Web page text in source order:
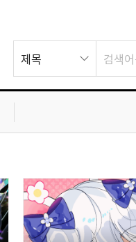
스
트
검
제목